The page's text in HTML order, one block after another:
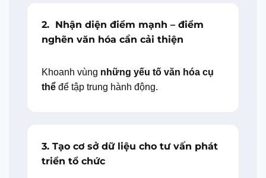
2. Nhận diện điểm mạnh – điểm
nghẽn văn hóa cần cải thiện
Khoanh vùng những yếu tố văn hóa cụ
thểđể tập trung hành động.
3. Tạo cơ sở dữ liệu cho tư vấn phát
triển tổ chức